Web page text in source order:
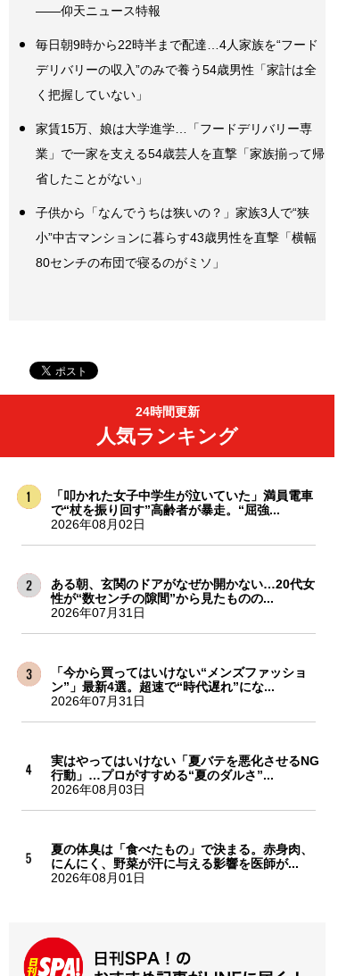
――仰天ニュース特報
毎日朝9時から22時半まで配達…4人家族を“フード
デリバリーの収入”のみで養う54歳男性「家計は全
く把握していない」
家賃15万、娘は大学進学…「フードデリバリー専
業」で一家を支える54歳芸人を直撃「家族揃って帰
省したことがない」
子供から「なんでうちは狭いの？」家族3人で“狭
小”中古マンションに暮らす43歳男性を直撃「横幅
80センチの布団で寝るのがミソ」
24時間更新
人気ランキング
「叩かれた女子中学生が泣いていた」満員電車
で“杖を振り回す”高齢者が暴走。“屈強...
2026年08月02日
ある朝、玄関のドアがなぜか開かない…20代女
性が“数センチの隙間”から見たものの...
2026年07月31日
「今から買ってはいけない“メンズファッショ
ン”」最新4選。超速で“時代遅れ”にな...
2026年07月31日
実はやってはいけない「夏バテを悪化させるNG
行動」…プロがすすめる“夏のダルさ”...
2026年08月03日
夏の体臭は「食べたもの」で決まる。赤身肉、
にんにく、野菜が汗に与える影響を医師が...
2026年08月01日